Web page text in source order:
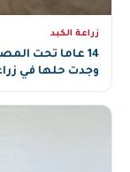
زراعة الكبد
14 عاما تحت
وجدت حلها في